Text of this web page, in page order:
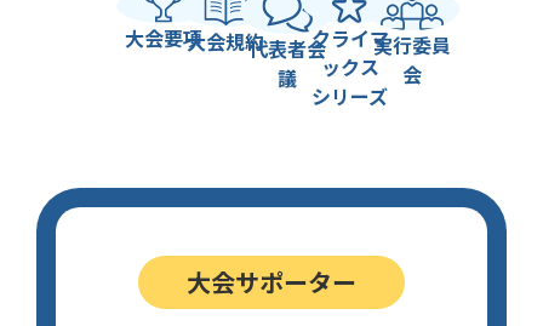
大会要項大会規約代表者会
議
クライマ
ックス
シリーズ
実行委員
会
大会サポーター